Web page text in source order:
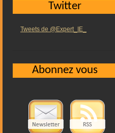
Twitter
Tweets de @Expert_IE_
Abonnez vous